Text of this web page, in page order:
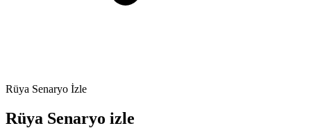
Rüya Senaryo İzle
Rüya Senaryo izle